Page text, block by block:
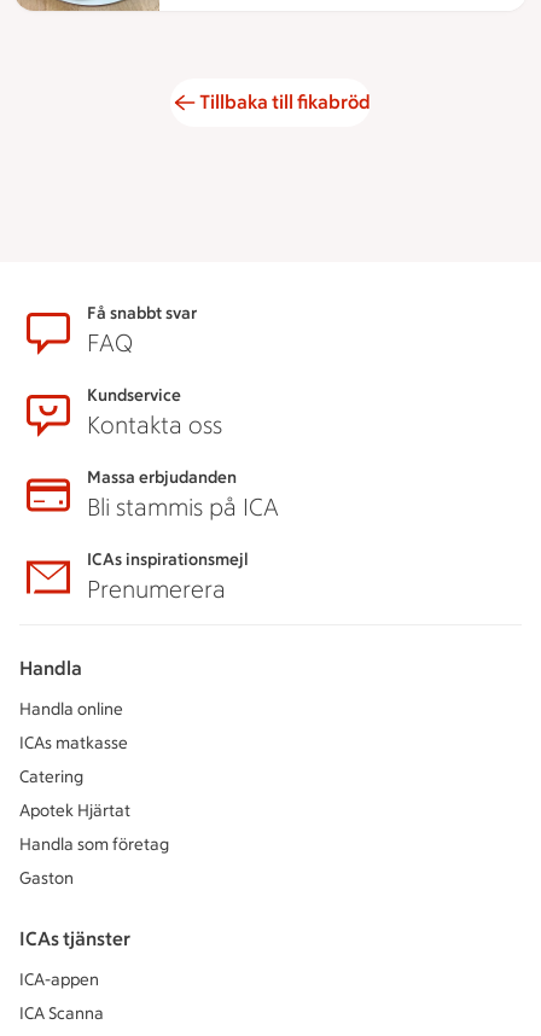
Tillbaka till fikabröd
SidfotFå snabbt svar
FAQ
Kundservice
Kontakta oss
Massa erbjudanden
Bli stammis på ICA
ICAs inspirationsmejl
Prenumerera
Handla
Handla online
ICAs matkasse
Catering
Apotek Hjärtat
Handla som företag
Gaston
ICAs tjänster
ICA-appen
ICA Scanna